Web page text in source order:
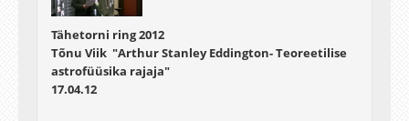
Tähetorni ring 2012
Tõnu Viik "Arthur Stanley Eddington- Teoreetilise
astrofüüsika rajaja"
17.04.12